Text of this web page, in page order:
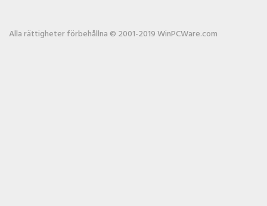
Alla rättigheter förbehållna © 2001-2019 WinPCWare.com